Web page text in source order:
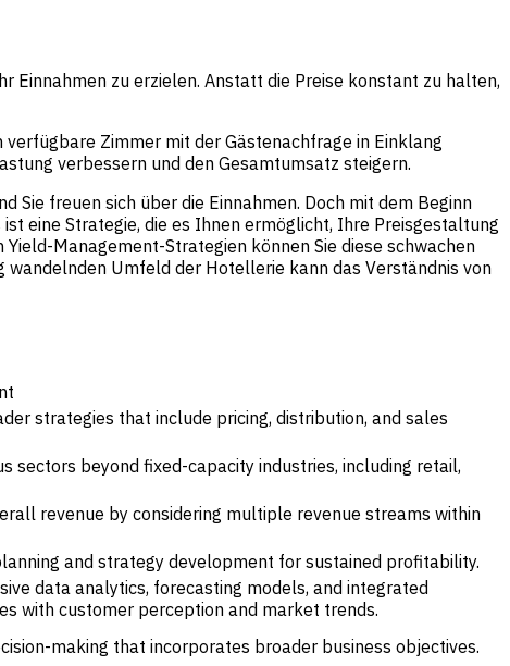
zu erzielen. Anstatt die Preise konstant zu halten,
verfügbare Zimmer mit der Gästenachfrage in Einklang
verbessern und den Gesamtumsatz steigern.
Sie freuen sich über die Einnahmen. Doch mit dem Beginn
ist eine Strategie, die es Ihnen ermöglicht, Ihre Preisgestaltung
Management-Strategien können Sie diese schwachen
Umfeld der Hotellerie kann das Verständnis von
strategies that include pricing, distribution, and sales
sectors beyond fixed-capacity industries, including retail,
revenue by considering multiple revenue streams within
and strategy development for sustained profitability.
data analytics, forecasting models, and integrated
with customer perception and market trends.
making that incorporates broader business objectives.